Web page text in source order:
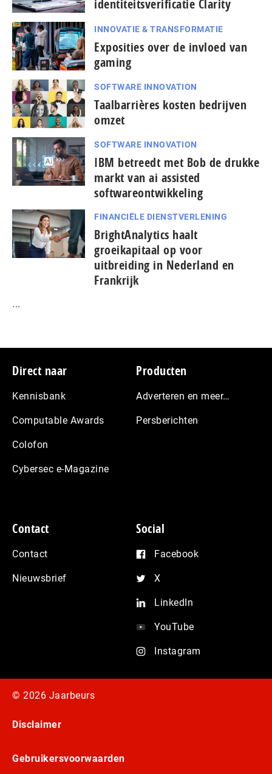
identiteitsverificatie Clarity
INNOVATIE & TRANSFORMATIE
Exposities over de invloed van
gaming
SOFTWARE INNOVATION
Taal­bar­ri­è­res kosten bedrijven
omzet
SOFTWARE INNOVATION
IBM betreedt met Bob de drukke
markt van ai assisted
softwareontwikkeling
FINANCIËLE DIENSTVERLENING
BrightAnalytics haalt
groeikapitaal op voor
uitbreiding in Nederland en
Frankrijk
...
Footer
Direct naar
Kennisbank
Computable Awards
Colofon
Cybersec e-Magazine
Producten
Adverteren en meer…
Persberichten
Contact
Contact
Nieuwsbrief
Social
Facebook
X
LinkedIn
YouTube
Instagram
© 2026 Jaarbeurs
Disclaimer
Gebruikersvoorwaarden